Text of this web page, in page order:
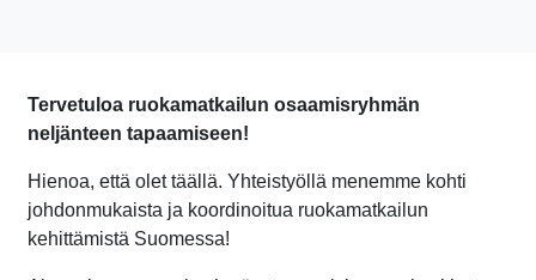
Tervetuloa ruokamatkailun osaamisryhmän
neljänteen tapaamiseen!
Hienoa, että olet täällä. Yhteistyöllä menemme kohti
johdonmukaista ja koordinoitua ruokamatkailun
kehittämistä Suomessa!